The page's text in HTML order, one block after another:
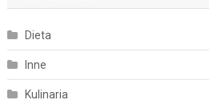
Dieta
Inne
Kulinaria